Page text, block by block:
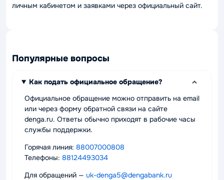
личным кабинетом и заявками через официальный сайт.
Популярные вопросы
Как подать официальное обращение?
Официальное обращение можно отправить на email
или через форму обратной связи на сайте
denga.ru. Ответы обычно приходят в рабочие часы
службы поддержки.
Горячая линия: 88007000808
Телефоны: 88124493034
Для обращений — uk-denga5@dengabank.ru